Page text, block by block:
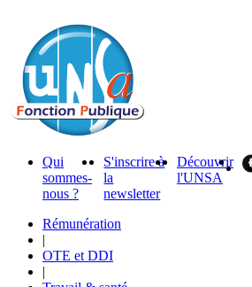
Qui
sommes-
nous ?
S'inscrire à
la
newsletter
Découvrir
l'UNSA
Rémunération
|
OTE et DDI
|